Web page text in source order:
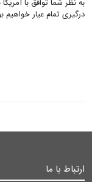
به نظر شما توافق با
درگیری تمام عیار خواهیم
ارتباط با ما